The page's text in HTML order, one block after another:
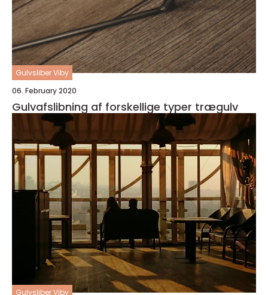
Gulvsliber Viby
06. February 2020
Gulvafslibning af forskellige typer trægulv
Gulvsliber Viby